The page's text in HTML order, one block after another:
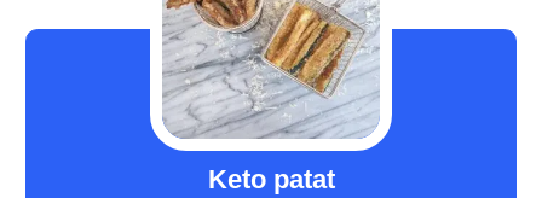
Keto patat
minuten
minuten